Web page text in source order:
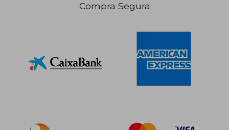
Compra Segura